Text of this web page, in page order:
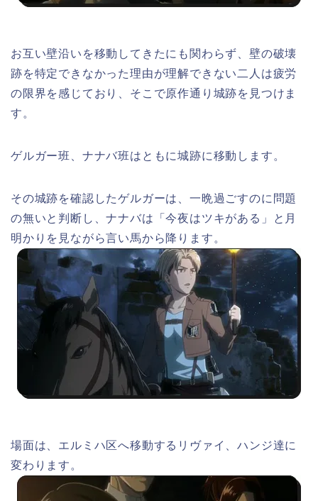
お互い壁沿いを移動してきたにも関わらず、壁の破壊
跡を特定できなかった理由が理解できない二人は疲労
の限界を感じており、そこで原作通り城跡を見つけま
す。
ゲルガー班、ナナバ班はともに城跡に移動します。
その城跡を確認したゲルガーは、一晩過ごすのに問題
の無いと判断し、ナナバは「今夜はツキがある」と月
明かりを見ながら言い馬から降ります。
場面は、エルミハ区へ移動するリヴァイ、ハンジ達に
変わります。